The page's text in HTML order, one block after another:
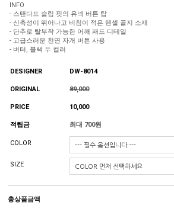
INFO
- 스탠다드 슬림 핏의 유넥 버튼 탑
- 신축성이 뛰어나고 비침이 적은 텐셀 골지 소재
- 단추로 탈부착 가능한 어깨 패드 디테일
- 고급스러운 천연 자개 버튼 사용
- 버터, 블랙 두 컬러
DESIGNER DW-8014
ORIGINAL 89,000
PRICE 10,000
적립금 최대 700원
COLOR
SIZE
총상품금액